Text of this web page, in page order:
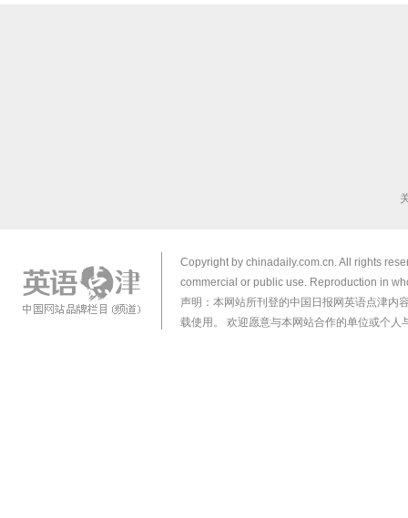
Copyright by chinadaily.com.cn. All rights
commercial or public use. Reproduction in
声明：本网站所刊登的中国日报网英语点津内
载使用。 欢迎愿意与本网站合作的单位或个人